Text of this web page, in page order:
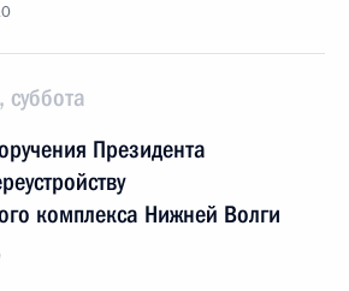
Президента
комплекса Нижней Волги